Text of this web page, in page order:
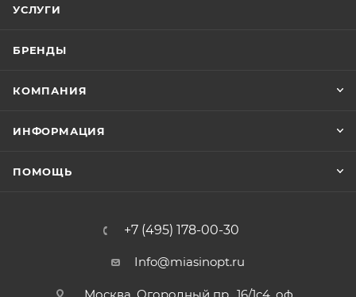
УСЛУГИ
БРЕНДЫ
КОМПАНИЯ
ИНФОРМАЦИЯ
ПОМОЩЬ
+7 (495) 178-00-30
Info@miasinopt.ru